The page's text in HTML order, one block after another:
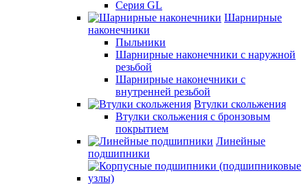
Серия GL
Шарнирные
наконечники
Пыльники
Шарнирные наконечники с наружной
резьбой
Шарнирные наконечники с
внутренней резьбой
Втулки скольжения
Втулки скольжения с бронзовым
покрытием
Линейные
подшипники